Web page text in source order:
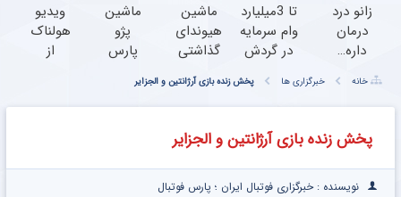
زانو درد
درمان
داره…
هنوز
داری
بهش
ظلم
می‌کنی؟
تا 3میلیارد
وام سرمایه
در گردش
=>
فروشگاهت
رو ثبت
کن
ماشین
هیوندای
گذاشتی
برای
فروش ؟
اینجا
سریع و
راحت
بفروش
ماشین
پژو
پارس
فروش
داری؟
بفروشش
ویدیو
هولناک
از
خوابی
شد.
خانه خبرگزاری ها پخش زنده بازی آرژانتین و الجزایر
پخش زنده بازی آرژانتین و الجزایر
نویسنده : خبرگزاری فوتبال ایران ؛ پارس فوتبال